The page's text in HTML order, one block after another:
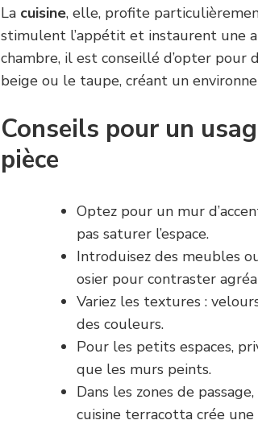
La cuisine, elle, profite
stimulent l’appétit et instaurent une
chambre, il est conseillé d’opter pour
beige ou le taupe, créant un
Conseils pour un
pièce
Optez pour un mur
pas saturer l’espace.
Introduisez des meubles
osier pour contraster
Variez les textures :
des couleurs.
Pour les petits espaces,
que les murs peints.
Dans les zones de
cuisine terracotta crée